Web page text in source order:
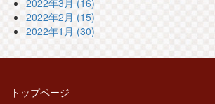
2022年3月 (16)
2022年2月 (15)
2022年1月 (30)
トップページ